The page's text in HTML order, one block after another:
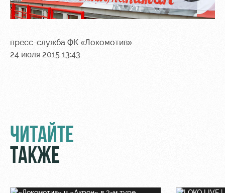
пресс-служба ФК «Локомотив»
24 июля 2015 13:43
ЧИТАЙТЕ
ТАКЖЕ